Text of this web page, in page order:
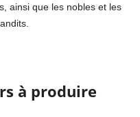
ainsi que les nobles et les
à produire